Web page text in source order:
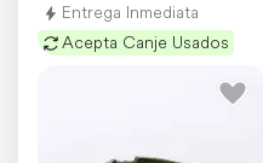
Entrega Inmediata
Acepta Canje Usados